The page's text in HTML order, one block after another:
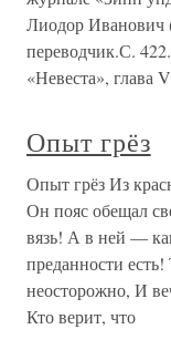
Лиодор Иванович
переводчик.С.
«Невеста», глава
Опыт грёз
Опыт грёз Из
Он пояс обещал
вязь! А в ней —
преданности есть!
неосторожно, И
Кто верит, что